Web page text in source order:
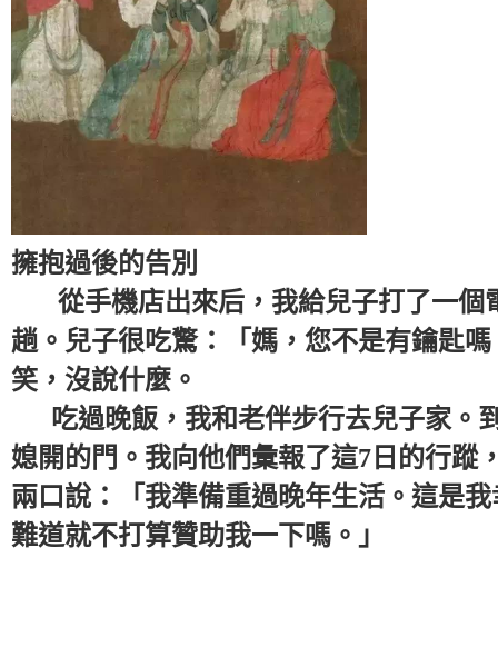
擁抱過後的告別
從手機店出來后，我給兒子打了一個
趟。兒子很吃驚：「媽，您不是有鑰匙
笑，沒說什麼。
吃過晚飯，我和老伴步行去兒子家。
媳開的門。我向他們彙報了這7日的行蹤
兩口說：「我準備重過晚年生活。這是
難道就不打算贊助我一下嗎。」